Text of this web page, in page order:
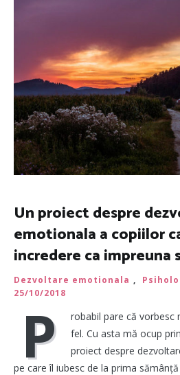
Un proiect despre
emotionala a copiilor
incredere ca impreuna
Dezvoltare emotionala ,
25/10/2018
P
robabil pare că vorbesc
fel. Cu asta mă ocup
proiect despre
pe care îl iubesc de la prima